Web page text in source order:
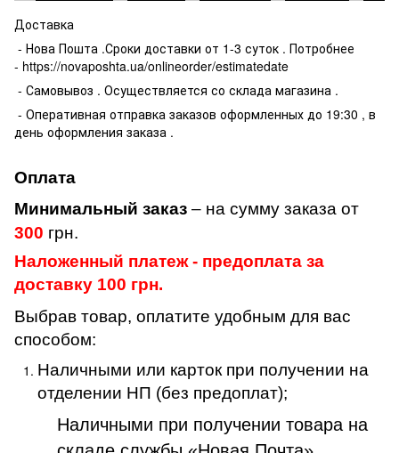
Доставка
- Нова Пошта .Сроки доставки от 1-3 суток . Потробнее
- https://novaposhta.ua/onlineorder/estimatedate
- Самовывоз . Осуществляется со склада магазина .
- Оперативная отправка заказов оформленных до 19:30 , в
день оформления заказа .
Оплата
Минимальный заказ – на сумму заказа от
300 грн.
Наложенный платеж - предоплата за
доставку 100 грн.
Выбрав товар, оплатите удобным для вас
способом:
Наличными или карток при получении на
отделении НП (без предоплат);
Наличными при получении товара на